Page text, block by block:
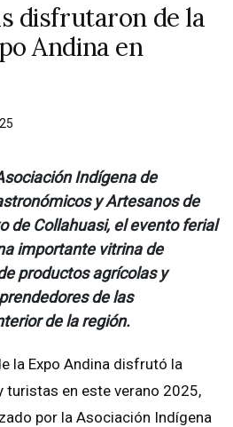
disfrutaron de la
Andina en
Indígena de
y Artesanos de
de Collahuasi, el evento ferial
importante vitrina de
productos agrícolas y
de las
de la región.
la Expo Andina disfrutó la
turistas en este verano 2025,
por la Asociación Indígena